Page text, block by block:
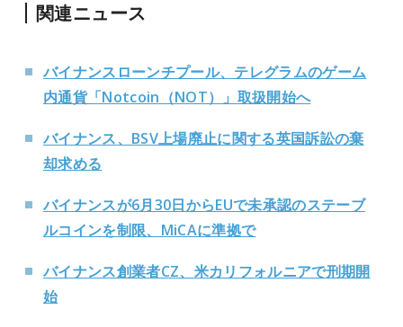
関連ニュース
バイナンスローンチプール、テレグラムのゲーム
内通貨「Notcoin（NOT）」取扱開始へ
バイナンス、BSV上場廃止に関する英国訴訟の棄
却求める
バイナンスが6月30日からEUで未承認のステーブ
ルコインを制限、MiCAに準拠で
バイナンス創業者CZ、米カリフォルニアで刑期開
始